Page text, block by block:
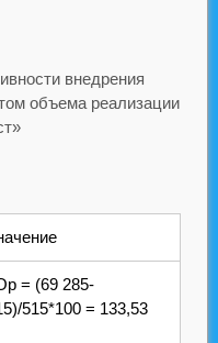
внедрения
объема реализации
= (69 285-
515*100 = 133,53